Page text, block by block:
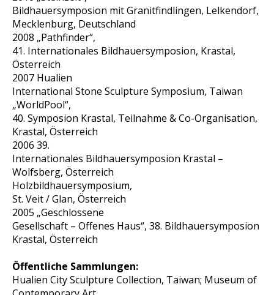
Bildhauersymposion mit Granitfindlingen, Lelkendorf,
Mecklenburg, Deutschland
2008 „Pathfinder“,
41. Internationales Bildhauersymposion, Krastal,
Österreich
2007 Hualien
International Stone Sculpture Symposium, Taiwan
„WorldPool“,
40. Symposion Krastal, Teilnahme & Co-Organisation,
Krastal, Österreich
2006 39.
Internationales Bildhauersymposion Krastal –
Wolfsberg, Österreich
Holzbildhauersymposium,
St. Veit / Glan, Österreich
2005 „Geschlossene
Gesellschaft – Offenes Haus“, 38. Bildhauersymposion
Krastal, Österreich
Öffentliche Sammlungen:
Hualien City Sculpture Collection, Taiwan; Museum of